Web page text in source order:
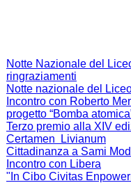
Notte Nazionale del
ringraziamenti
Notte nazionale del
Incontro con Roberto
progetto “Bomba
Terzo premio alla XIV
Certamen Livianum
Cittadinanza a Sami
Incontro con Libera
"In Cibo Civitas